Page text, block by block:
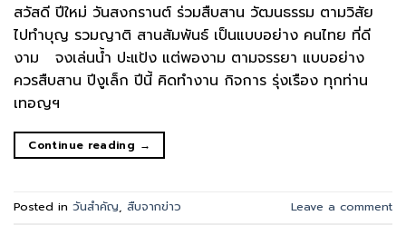
สวัสดี ปีใหม่ วันสงกรานต์ ร่วมสืบสาน วัฒนธรรม ตามวิสัย
ไปทำบุญ รวมญาติ สานสัมพันธ์ เป็นแบบอย่าง คนไทย ที่ดี
งาม จงเล่นน้ำ ปะแป้ง แต่พองาม ตามจรรยา แบบอย่าง
ควรสืบสาน ปีงูเล็ก ปีนี้ คิดทำงาน กิจการ รุ่งเรือง ทุกท่าน
เทอญฯ
Continue reading →
Posted in วันสำคัญ, สืบจากข่าว Leave a comment